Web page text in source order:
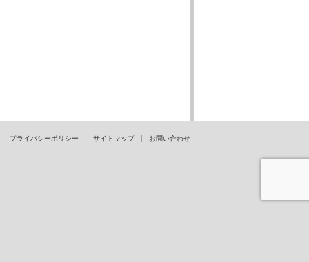
プライバシーポリシー サイトマップ お問い合わせ